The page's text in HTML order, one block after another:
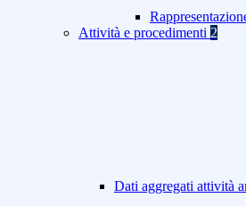
Attività e procedimenti 2
Dati aggregati attività